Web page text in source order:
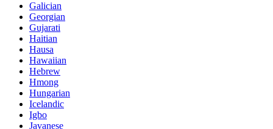
Galician
Georgian
Gujarati
Haitian
Hausa
Hawaiian
Hebrew
Hmong
Hungarian
Icelandic
Igbo
Javanese